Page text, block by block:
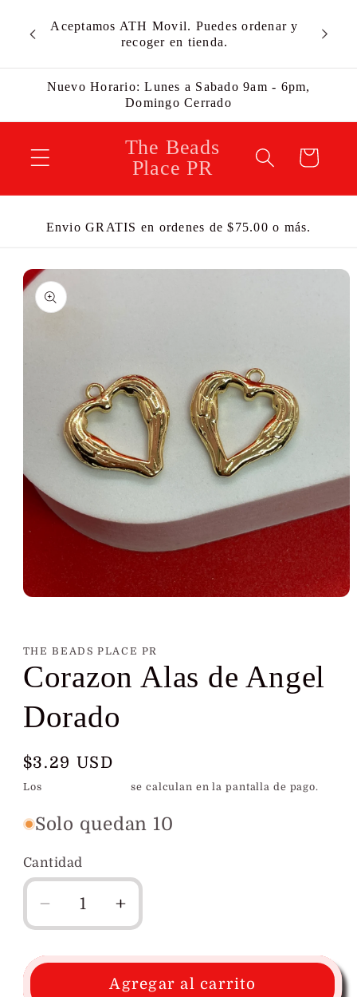
directamente
al contenido
Aceptamos ATH Movil. Puedes ordenar y
recoger en tienda.
Nuevo Horario: Lunes a Sabado 9am - 6pm,
Domingo Cerrado
The Beads
Place PR
Carrito
Envio GRATIS en ordenes de $75.00 o más.
directamente
a la
información
en
ventana
modal
THE BEADS PLACE PR
Corazon Alas de Angel
Dorado
Precio
habitual
$3.29 USD
Los se calculan en la pantalla de pago.
Solo quedan 10
Cantidad
Reducir
cantidad
para
Corazon
Aumentar
cantidad
Corazon
Agregar al carrito